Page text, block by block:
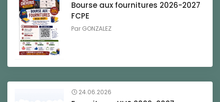
Bourse aux fournitures 2026-2027
FCPE
Par GONZALEZ
24.06.2026